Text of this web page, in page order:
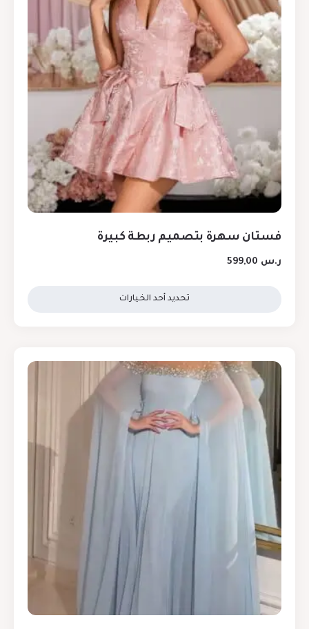
فستان سهرة بتصميم ربطة كبيرة
ر.س
تحديد أحد الخيارات